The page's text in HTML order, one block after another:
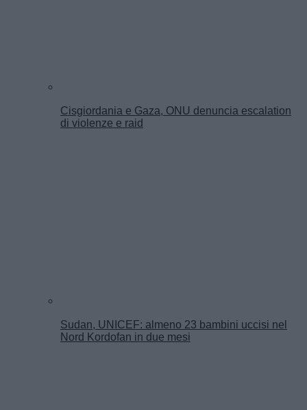
Cisgiordania e Gaza, ONU denuncia escalation
di violenze e raid
Sudan, UNICEF: almeno 23 bambini uccisi nel
Nord Kordofan in due mesi